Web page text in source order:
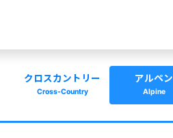
クロスカントリー
Cross-Country
アルペン
Alpine